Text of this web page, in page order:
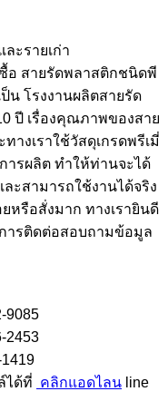
ะรายเก่า
อ สายรัดพลาสติกชนิดพี
น โรงงานผลิตสายรัด
ปี เรื่องคุณภาพของสาย
างเราใช้วัสดุเกรดพรีเมี่
ารผลิต ทำให้ท่านจะได้
ะสามารถใช้งานได้จริง
หรือสั่งมาก ทางเรายินดี
ารติดต่อสอบถามข้อมูล
9085
2453
ได้ที่ คลิกแอดไลน line